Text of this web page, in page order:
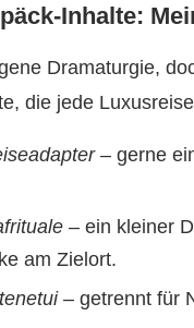
Inhalte:
Dramaturgie,
die jede
– gerne
– ein kleiner
am Zielort.
– getrennt für